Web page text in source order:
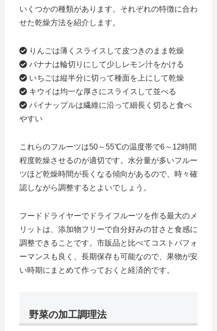
いくつかの種類があります。それぞれの特徴に合わ
せた乾燥方法を紹介します。
りんごは薄くスライスして皮つきのまま乾燥
バナナは輪切りにして少しレモン汁をかける
いちごは縦半分に切って種面を上にして乾燥
キウイは均一な厚さにスライスして並べる
パイナップルは繊維に沿って細長く切ると食べ
やすい
これらのフルーツは50～55℃の温度帯で6～12時間
程度乾燥させるのが適切です。水分量が多いフルー
ツほど乾燥時間が長くなる傾向があるので、時々確
認しながら調整するとよいでしょう。
フードドライヤーでドライフルーツを作る最大のメ
リットは、添加物フリーで自分好みの甘さと食感に
調整できることです。市販品と比べてコストパフォ
ーマンスも良く、長期保存も可能なので、果物が安
い時期にまとめて作っておくと経済的です。
野菜の加工調理法